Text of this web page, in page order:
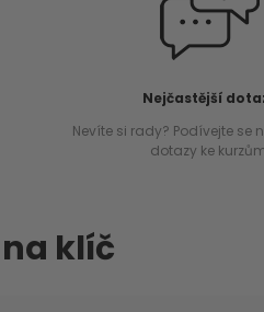
Nejčastější
Nevíte si rady? Podívejte se
dotazy ke
klíč